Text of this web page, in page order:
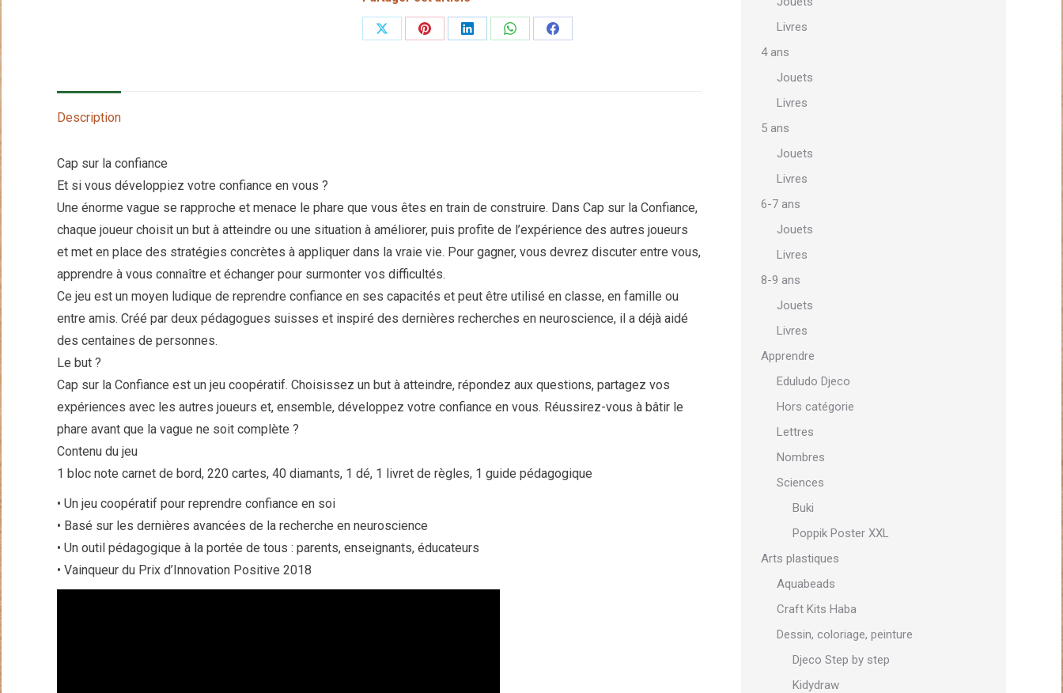
PartagerPartagerPartagerPartagerPartager
Description
Cap sur la confiance
Et si vous développiez votre confiance en vous ?
Une énorme vague se rapproche et menace le phare que vous êtes en train de construire. Dans Cap sur la Confiance,
chaque joueur choisit un but à atteindre ou une situation à améliorer, puis profite de l’expérience des autres joueurs
et met en place des stratégies concrètes à appliquer dans la vraie vie. Pour gagner, vous devrez discuter entre vous,
apprendre à vous connaître et échanger pour surmonter vos difficultés.
Ce jeu est un moyen ludique de reprendre confiance en ses capacités et peut être utilisé en classe, en famille ou
entre amis. Créé par deux pédagogues suisses et inspiré des dernières recherches en neuroscience, il a déjà aidé
des centaines de personnes.
Le but ?
Cap sur la Confiance est un jeu coopératif. Choisissez un but à atteindre, répondez aux questions, partagez vos
expériences avec les autres joueurs et, ensemble, développez votre confiance en vous. Réussirez-vous à bâtir le
phare avant que la vague ne soit complète ?
Contenu du jeu
1 bloc note carnet de bord, 220 cartes, 40 diamants, 1 dé, 1 livret de règles, 1 guide pédagogique
• Un jeu coopératif pour reprendre confiance en soi
• Basé sur les dernières avancées de la recherche en neuroscience
• Un outil pédagogique à la portée de tous : parents, enseignants, éducateurs
• Vainqueur du Prix d’Innovation Positive 2018
Livres
4 ans
Jouets
Livres
5 ans
Jouets
Livres
6-7 ans
Jouets
Livres
8-9 ans
Jouets
Livres
Apprendre
Eduludo Djeco
Hors catégorie
Lettres
Nombres
Sciences
Buki
Poppik Poster XXL
Arts plastiques
Aquabeads
Craft Kits Haba
Dessin, coloriage, peinture
Djeco Step by step
Kidydraw